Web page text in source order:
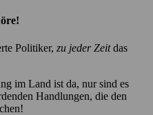
Politiker, zu jeder Zeitdas
im Land ist da, nur sind es
Handlungen, die den